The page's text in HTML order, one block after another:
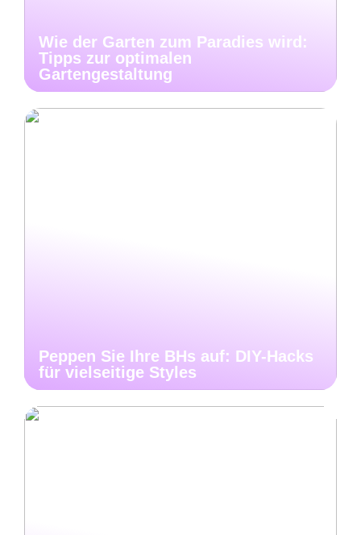
Wie der Garten zum Paradies wird:
Tipps zur optimalen
Gartengestaltung
Peppen Sie Ihre BHs auf: DIY-Hacks
für vielseitige Styles